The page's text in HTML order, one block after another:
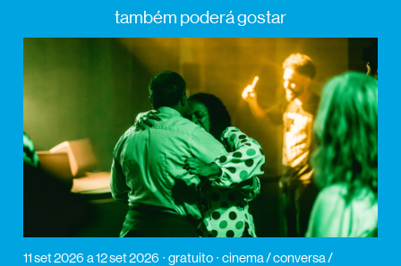
também poderá gostar
11 set 2026 a 12 set 2026 gratuito
cinema / conversa /